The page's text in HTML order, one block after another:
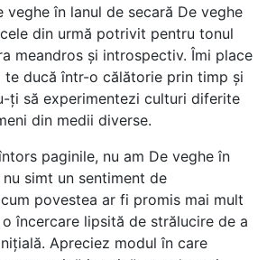
veghe în lanul de secară De veghe
din urmă potrivit pentru tonul
meandros și introspectiv. Îmi place
ducă într-o călătorie prin timp și
ți să experimentezi culturi diferite
din medii diverse.
paginile, nu am De veghe în
simt un sentiment de
povestea ar fi promis mai mult
încercare lipsită de strălucire de a
Apreciez modul în care